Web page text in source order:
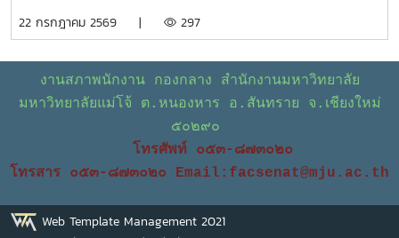
จริยธรรมของบุคลากรมหาวิทยาลัย ประจำปี 2569 ณ
ข้อบังคับ และระเบียบของมหาวิทยาลัย ข้อเสนอแนะ เรื่อง ปัญหา
รถไฟฟ้าไม่เพียงพอต่อการให้บริการ ข้อเสนอแนะ เรื่อง ปัญหา
ของกองทุนเงินชดเชย การปรับฐานเงินเดือนของบุคลากร
มหาวิทยาลัย กรณีศึกษาเบี้ยประกันชีวิต
22 กรกฎาคม 2569 | 297
งานสภาพนักงาน กองกลาง สำนักงานมหาวิทยาลัย
มหาวิทยาลัยแม่โจ้ ต.หนองหาร อ.สันทราย จ.เชียงใหม่
๕๐๒๙๐
โทรศัพท์ ๐๕๓-๘๗๓๐๒๐
โทรสาร ๐๕๓-๘๗๓๐๒๐ Email:facsenat@mju.ac.th
Web Template Management 2021